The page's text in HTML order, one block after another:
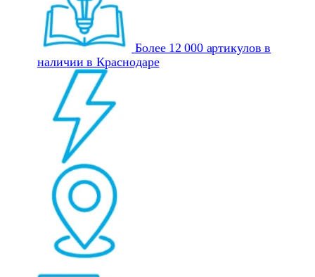
Более 12 000 артикулов в
наличии в Краснодаре